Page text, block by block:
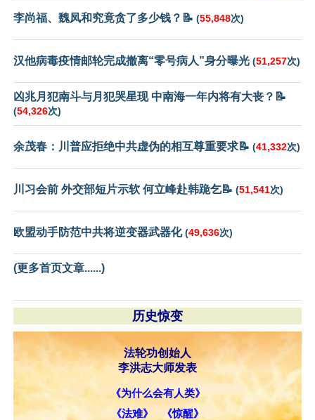
李尚福、魏凤和究竟贪了多少钱？📝 (55,848次)
汉他病毒疫情邮轮完成撤离“零号病人”身分曝光 (51,257次)
凶兆月犯南斗与月犯哭星现 中南海一年内将有大丧？📝
(54,326次)
余茂春：川普应拒绝中共虚伪的相互尊重要求📝 (41,332次)
川习会前 外交部短片示软 何立峰赴韩跪乞📝 (51,541次)
欧盟动手防范中共将逆变器武器化(49,636次)
(更多首页文章......)
历史惊变
法轮功创始人
李洪志大师发表
《为什么会有人类》
《法难》
《惊醒》